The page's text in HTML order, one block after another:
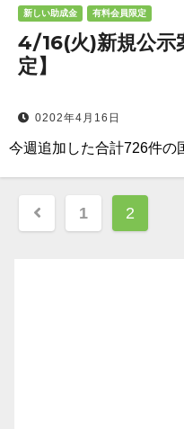
新しい助成金 有料会員限定
4/16(火)新規公示
定】
0202年4月16日
今週追加した合計726件の
稿
1 2